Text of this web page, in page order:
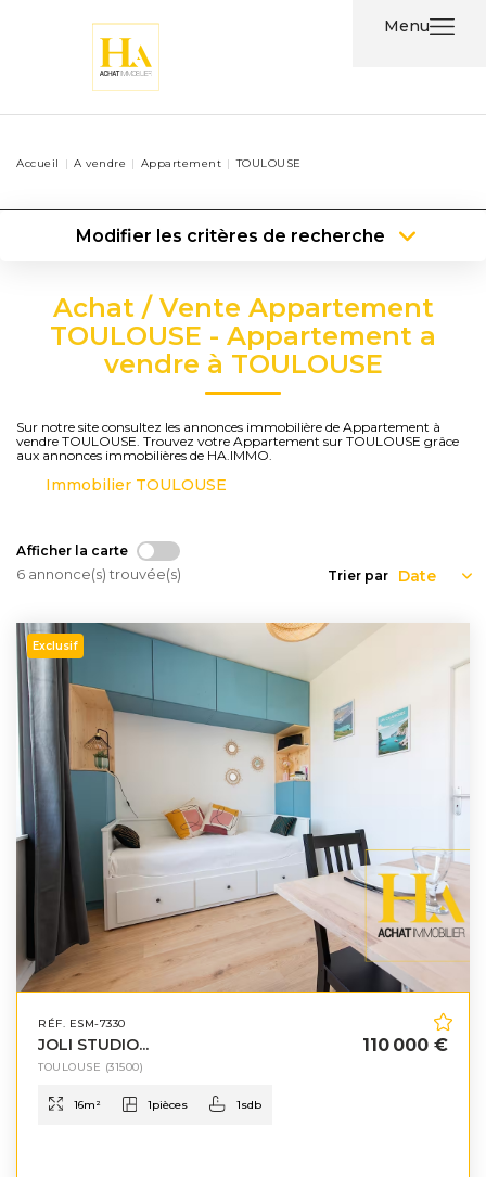
Menu
Nos
Nos
Contact
Actualités
favoris
Mon
compte
Accueil A vendre Appartement TOULOUSE
Modifier les critères de recherche
Type de bien
Type de bien
Surface min
Plus de critères
Créer une alerte
Achat / Vente Appartement
TOULOUSE - Appartement a
vendre à TOULOUSE
Sur notre site consultez les annonces immobilière de Appartement à
vendre TOULOUSE. Trouvez votre Appartement sur TOULOUSE grâce
aux annonces immobilières de HA.IMMO.
Immobilier TOULOUSE
Afficher la carte
6 annonce(s) trouvée(s) Trier par
Exclusif
RÉF. ESM-7330
JOLI STUDIO...
TOULOUSE (31500)
110 000 €
16m² 1pièces 1sdb